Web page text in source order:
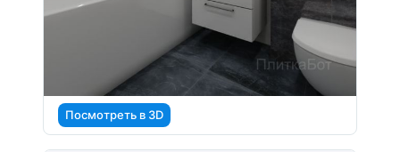
Посмотреть в 3D